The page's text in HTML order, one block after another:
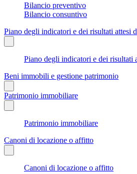
Bilancio preventivo
Bilancio consuntivo
Piano degli indicatori e dei risultati attesi
Piano degli indicatori e dei risultati
Beni immobili e gestione patrimonio
Patrimonio immobiliare
Patrimonio immobiliare
Canoni di locazione o affitto
Canoni di locazione o affitto